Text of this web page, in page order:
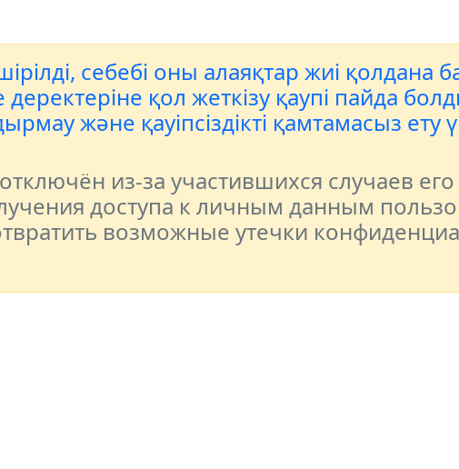
себебі оны алаяқтар жиі қолдана
қол жеткізу қаупі пайда
және қауіпсіздікті қамтамасыз
из-за участившихся случаев
доступа к личным данным
возможные утечки